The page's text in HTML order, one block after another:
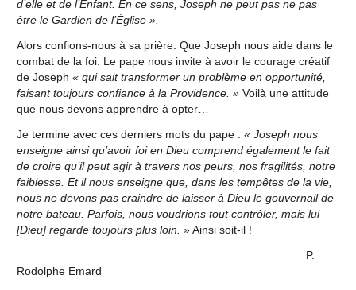
d’elle et de l’Enfant. En ce sens, Joseph ne peut pas ne pas
être le Gardien de l’Église ».
Alors confions-nous à sa prière. Que Joseph nous aide dans le
combat de la foi. Le pape nous invite à avoir le courage créatif
de Joseph « qui sait transformer un problème en opportunité,
faisant toujours confiance à la Providence. »Voilà une attitude
que nous devons apprendre à opter…
Je termine avec ces derniers mots du pape : « Joseph nous
enseigne ainsi qu’avoir foi en Dieu comprend également le fait
de croire qu’il peut agir à travers nos peurs, nos fragilités, notre
faiblesse. Et il nous enseigne que, dans les tempêtes de la vie,
nous ne devons pas craindre de laisser à Dieu le gouvernail de
notre bateau. Parfois, nous voudrions tout contrôler, mais lui
[Dieu] regarde toujours plus loin. »Ainsi soit-il !
P.
Rodolphe Emard